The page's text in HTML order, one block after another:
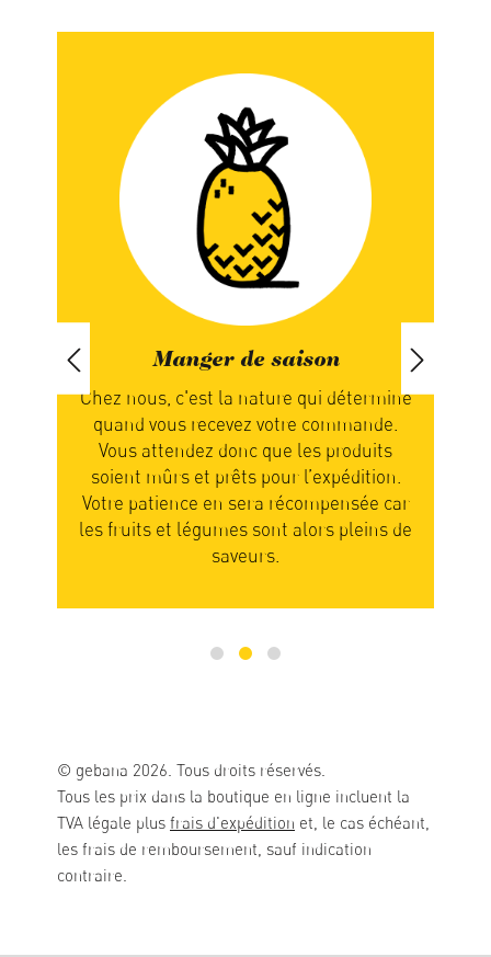
Manger de saison
Chez nous, c'est la nature qui détermine
quand vous recevez votre commande.
Vous attendez donc que les produits
soient mûrs et prêts pour l’expédition.
Votre patience en sera récompensée car
les fruits et légumes sont alors pleins de
saveurs.
© gebana 2026. Tous droits réservés.
Tous les prix dans la boutique en ligne incluent la
TVA légale plus frais d'expédition et, le cas échéant,
les frais de remboursement, sauf indication
contraire.